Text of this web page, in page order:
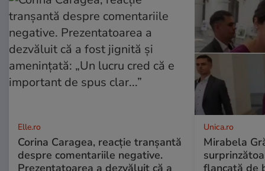
Elle.ro
Corina Caragea, reacție tranșantă
despre comentariile negative.
Unica.ro
Mirabela